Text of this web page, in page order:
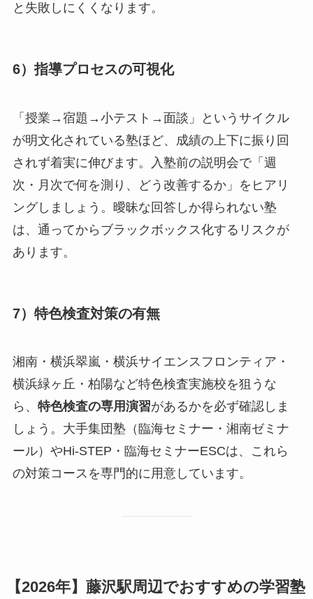
と失敗しにくくなります。
6）指導プロセスの可視化
「授業→宿題→小テスト→面談」というサイクル
が明文化されている塾ほど、成績の上下に振り回
されず着実に伸びます。入塾前の説明会で「週
次・月次で何を測り、どう改善するか」をヒアリ
ングしましょう。曖昧な回答しか得られない塾
は、通ってからブラックボックス化するリスクが
あります。
7）特色検査対策の有無
湘南・横浜翠嵐・横浜サイエンスフロンティア・
横浜緑ヶ丘・柏陽など特色検査実施校を狙うな
ら、 特色検査の専用演習があるかを必ず確認しま
しょう。大手集団塾（臨海セミナー・湘南ゼミナ
ール）やHi-STEP・臨海セミナーESCは、これら
の対策コースを専門的に用意しています。
【2026年】藤沢駅周辺でおすすめの学習塾